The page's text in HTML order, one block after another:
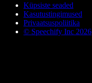
Küpsiste seaded
Kasutustingimused
Privaatsuspoliitika
© Speechify Inc 2026